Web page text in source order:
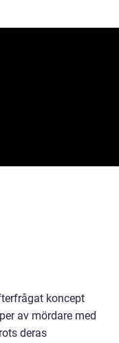
koncept
av mördare med
deras